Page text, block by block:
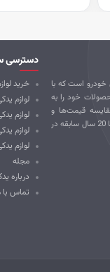
خودرو است که با
خود را به
قیمت‌ها و
پشتیبانی قوی، تجربه‌ای مطمئن و آسان را برای کاربران فراهم کرده و با 20 سال سابقه در
دسترسی
خرید
لوازم
لوازم
لوازم
لوازم
مجله
درباره
تماس با